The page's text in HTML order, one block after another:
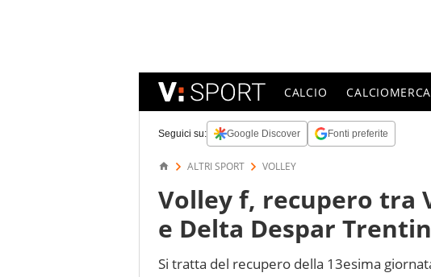
CALCIO
Seguici su: Google Discover Fonti preferite
ALTRI SPORT VOLLEY
Volley f, recupero tra
e Delta Despar
Si tratta del recupero della 13esima